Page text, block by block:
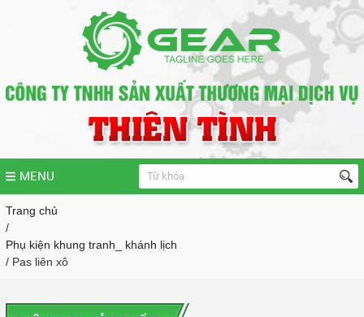
MENU
Trang chủ
/
Phụ kiện khung tranh_ khánh lịch
/ Pas liên xô